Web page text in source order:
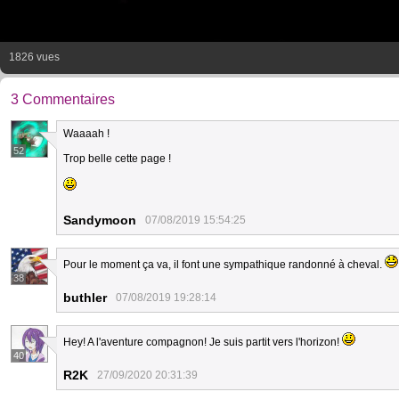
1826 vues
3 Commentaires
52
Waaaah !
Trop belle cette page !
Sandymoon 07/08/2019 15:54:25
38
Pour le moment ça va, il font une sympathique randonné à cheval.
buthler 07/08/2019 19:28:14
40
Hey! A l'aventure compagnon! Je suis partit vers l'horizon!
R2K 27/09/2020 20:31:39